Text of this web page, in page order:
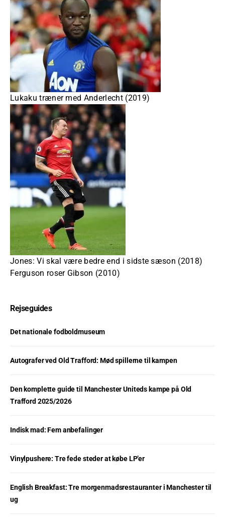
Lukaku træner med Anderlecht (2019)
Jones: Vi skal være bedre end i sidste sæson (2018)
Ferguson roser Gibson (2010)
Rejseguides
Det nationale fodboldmuseum
Autografer ved Old Trafford: Mød spillerne til kampen
Den komplette guide til Manchester Uniteds kampe på Old
Trafford 2025/2026
Indisk mad: Fem anbefalinger
Vinylpushere: Tre fede steder at købe LP’er
English Breakfast: Tre morgenmadsrestauranter i Manchester til
ug